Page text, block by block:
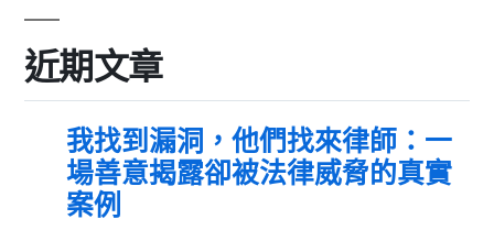
近期文章
我找到漏洞，他們找來律師：一
場善意揭露卻被法律威脅的真實
案例